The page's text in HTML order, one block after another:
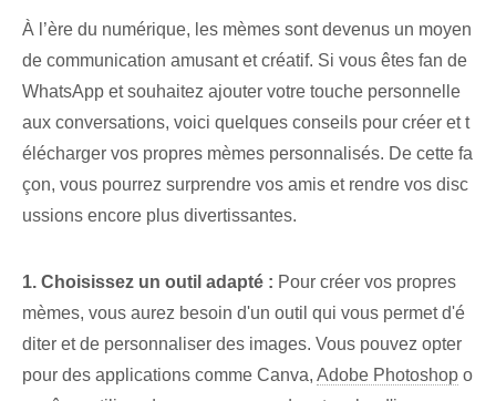
À l’ère du numérique, les mèmes sont devenus un moyen
de communication amusant et créatif. Si vous êtes fan de
WhatsApp et souhaitez ajouter votre touche personnelle
aux conversations, voici quelques conseils pour créer et t
élécharger vos propres mèmes personnalisés. De cette fa
çon, vous pourrez surprendre vos amis et rendre vos disc
ussions encore plus divertissantes.
1. Choisissez un outil adapté : Pour créer vos propres
mèmes, vous aurez besoin d'un outil qui vous permet d'é
diter et de personnaliser des images. Vous pouvez opter
pour des applications comme Canva, Adobe Photoshop o